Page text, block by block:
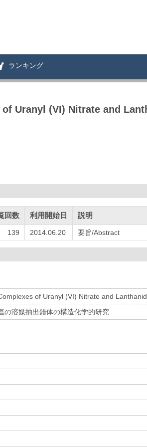
ランキング
Uranyl (VI) Nitrate and
回数 利用開始日 説明
139 2014.06.20 要旨/Abstract
of Uranyl (VI) Nitrate and
の溶媒抽出錯体の構造化学的研究